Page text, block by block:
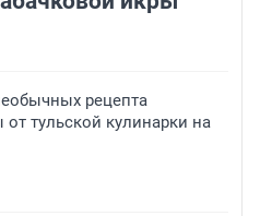
рецепта
тульской кулинарки на